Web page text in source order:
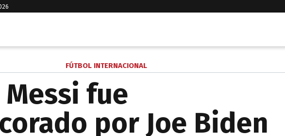
FÚTBOL INTERNACIONAL
fue
por Joe Biden